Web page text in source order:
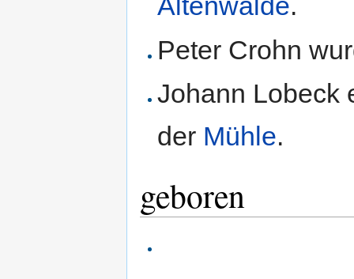
Peter Crohn
Johann Lobeck
der Mühle.
geboren